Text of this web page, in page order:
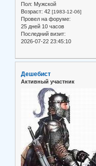
Пол: Мужской
Возраст: 42 [1983-12-06]
Провел на форуме:
25 дней 10 часов
Последний визит:
2026-07-22 23:45:10
Дешебист
Активный участник